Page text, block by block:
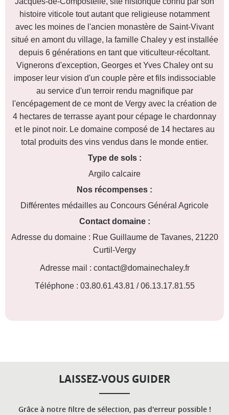
histoire viticole tout autant que religieuse notamment
avec les moines de l'ancien monastère de Saint-Vivant
situé en amont du village, la famille Chaley y est installée
depuis 6 générations en tant que viticulteur-récoltant.
Vignerons d'exception, Georges et Yves Chaley ont su
imposer leur vision d'un couple père et fils indissociable
au service d'un terroir rendu magnifique par
l'encépagement de ce mont de Vergy avec la création de
4 hectares de terrasse ayant pour cépage le chardonnay
et le pinot noir. Le domaine composé de 14 hectares au
total produits des vins vendus dans le monde entier.
Type de sols :
Argilo calcaire
Nos récompenses :
Différentes médailles au Concours Général Agricole
Contact domaine :
Adresse du domaine : Rue Guillaume de Tavanes, 21220
Curtil-Vergy
Adresse mail : contact@domainechaley.fr
Téléphone : 03.80.61.43.81 / 06.13.17.81.55
LAISSEZ-VOUS GUIDER
Grâce à notre filtre de sélection, pas d'erreur possible !